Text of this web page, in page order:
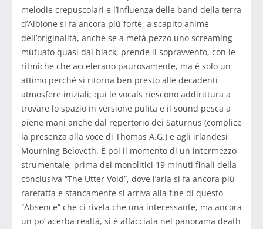
melodie crepuscolari e l’influenza delle band della terra
d’Albione si fa ancora più forte, a scapito ahimè
dell’originalità, anche se a metà pezzo uno screaming
mutuato quasi dal black, prende il sopravvento, con le
ritmiche che accelerano paurosamente, ma è solo un
attimo perché si ritorna ben presto alle decadenti
atmosfere iniziali; qui le vocals riescono addirittura a
trovare lo spazio in versione pulita e il sound pesca a
piene mani anche dal repertorio dei Saturnus (complice
la presenza alla voce di Thomas A.G.) e agli irlandesi
Mourning Beloveth. È poi il momento di un intermezzo
strumentale, prima dei monolitici 19 minuti finali della
conclusiva “The Utter Void”, dove l’aria si fa ancora più
rarefatta e stancamente si arriva alla fine di questo
“Absence” che ci rivela che una interessante, ma ancora
un po’ acerba realtà, si è affacciata nel panorama death